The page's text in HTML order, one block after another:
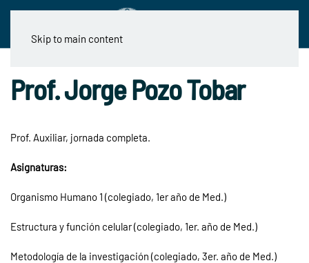
Skip to main content
Prof. Jorge Pozo Tobar
Prof. Auxiliar, jornada completa.
Asignaturas:
Organismo Humano 1 (colegiado, 1er año de Med.)
Estructura y función celular (colegiado, 1er. año de Med.)
Metodología de la investigación (colegiado, 3er. año de Med.)